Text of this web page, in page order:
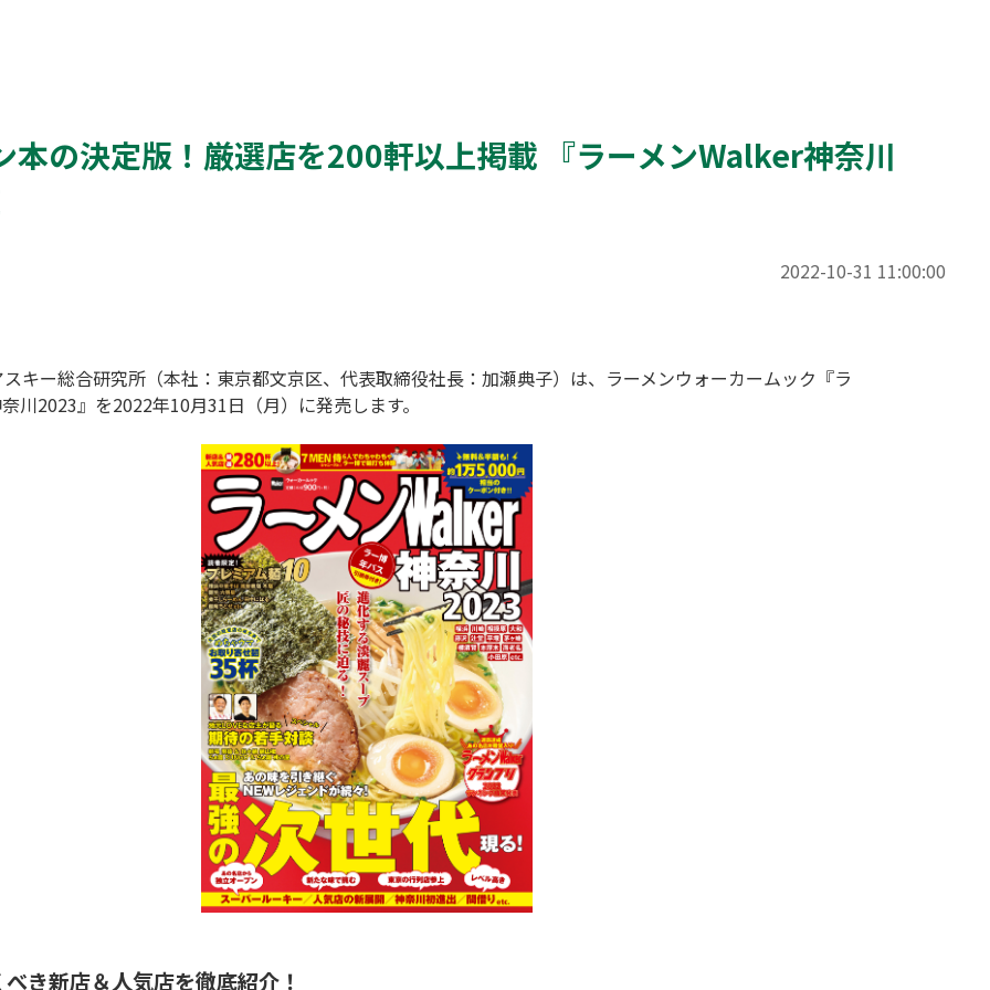
本の決定版！厳選店を200軒以上掲載 『ラーメンWalker神奈川
2022-10-31 11:00:00
川2023』を2022年10月31日（月）に発売します。
き新店＆人気店を徹底紹介！